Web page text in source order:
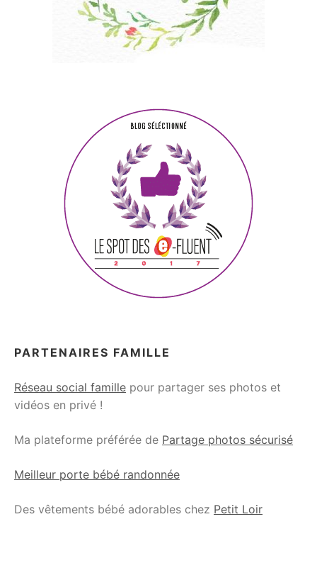
PARTENAIRES FAMILLE
Réseau social famille pour partager ses photos et
vidéos en privé !
Ma plateforme préférée de Partage photos sécurisé
Meilleur porte bébé randonnée
Des vêtements bébé adorables chez Petit Loir